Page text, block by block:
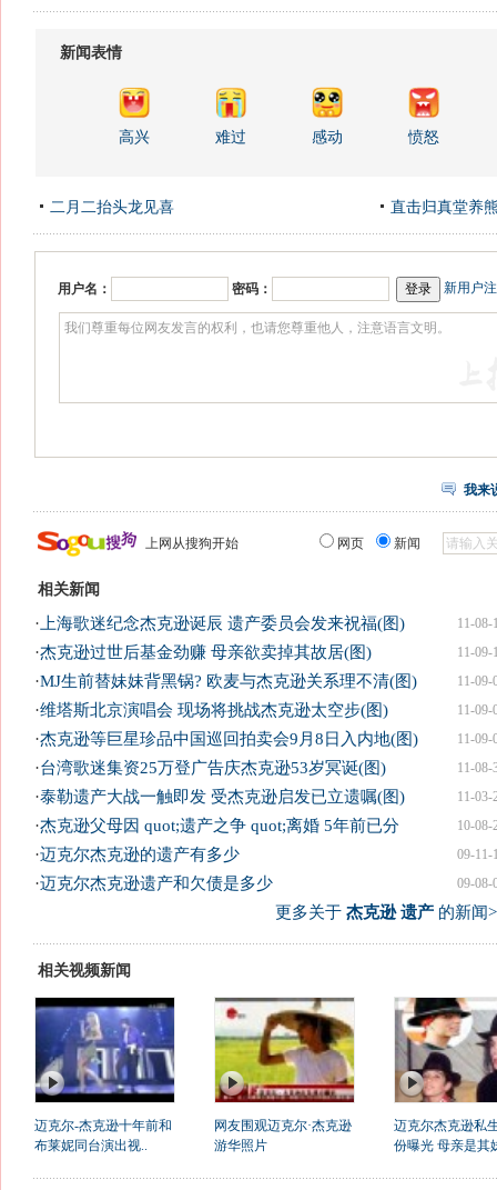
新闻表情
高兴 难过 感动 愤怒
二月二抬头龙见喜 直击归真堂养
用户名： 密码： 新用户
我来
上网从搜狗开始 网页 新闻
相关新闻
11-08-
· 上海歌迷纪念杰克逊诞辰 遗产委员会发来祝福(图)
11-09-
·杰克逊过世后基金劲赚 母亲欲卖掉其故居(图)
11-09-
·MJ生前替妹妹背黑锅? 欧麦与杰克逊关系理不清(图)
11-09-
·维塔斯北京演唱会 现场将挑战杰克逊太空步(图)
11-09-
·杰克逊等巨星珍品中国巡回拍卖会9月8日入内地(图)
11-08-
·台湾歌迷集资25万登广告庆杰克逊53岁冥诞(图)
11-03-
·泰勒遗产大战一触即发 受杰克逊启发已立遗嘱(图)
10-08-
·杰克逊父母因 quot;遗产之争 quot;离婚 5年前已分
09-11-
·迈克尔杰克逊的遗产有多少
09-08-
·迈克尔杰克逊遗产和欠债是多少
更多关于 杰克逊 遗产的新闻
相关视频新闻
迈克尔-杰克逊十年前和
布莱妮同台演出视..
网友围观迈克尔·杰克逊
游华照片
迈克尔杰克逊私
份曝光 母亲是其